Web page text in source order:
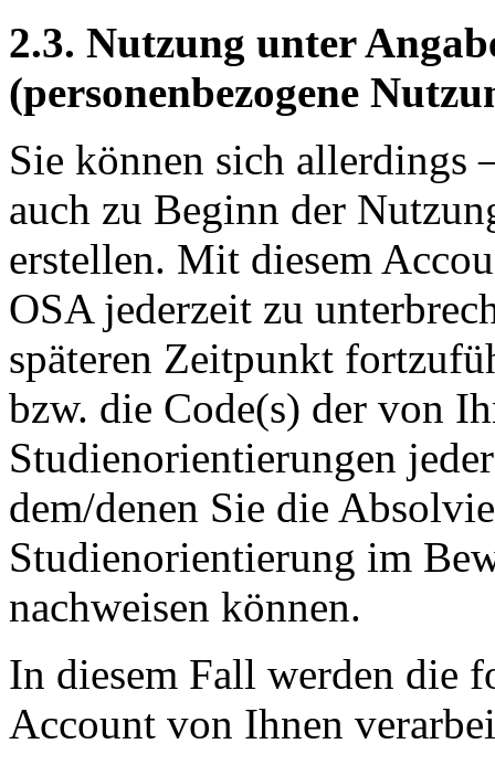
2.3. Nutzung unter
(personenbezogene
Sie können sich allerdings
auch zu Beginn der
erstellen. Mit diesem
OSA jederzeit zu
späteren Zeitpunkt
bzw. die Code(s) der von
Studienorientierungen
dem/denen Sie die
Studienorientierung im
nachweisen können.
In diesem Fall werden die
Account von Ihnen